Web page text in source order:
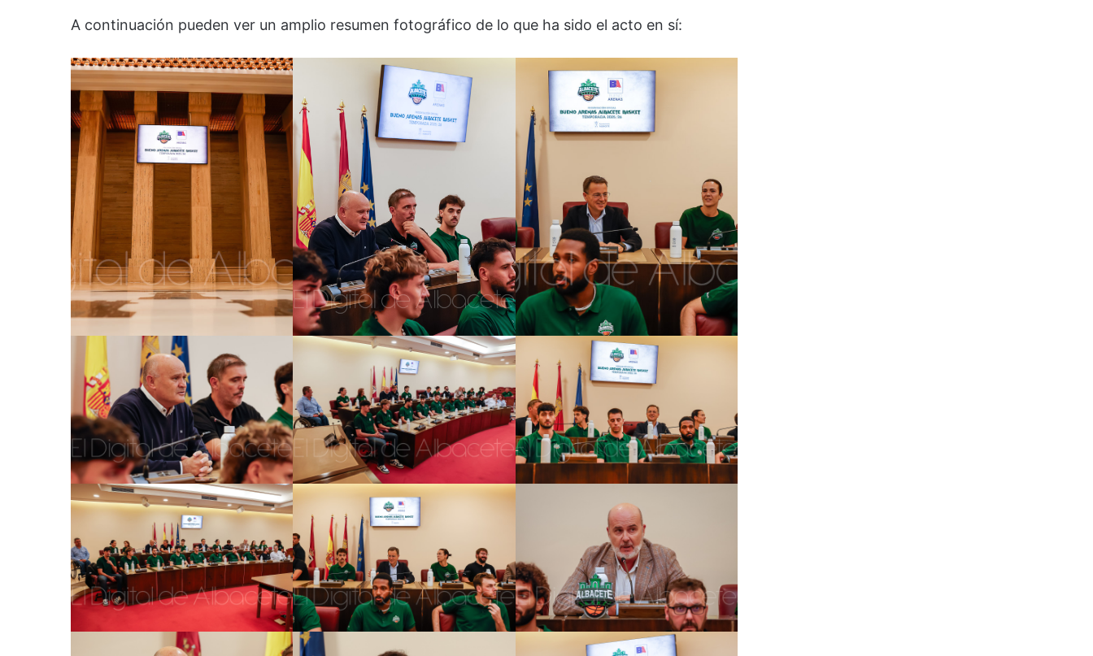
A continuación pueden ver un amplio resumen fotográfico de lo que ha sido el acto en sí: